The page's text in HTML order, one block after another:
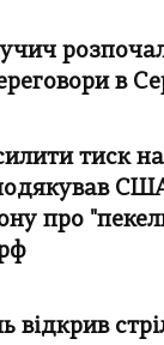
в
тиск
про
відкрив